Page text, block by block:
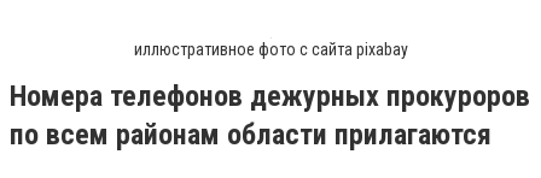
иллюстративное фото с сайта pixabay
Номера телефонов дежурных прокуроров
по всем районам области прилагаются